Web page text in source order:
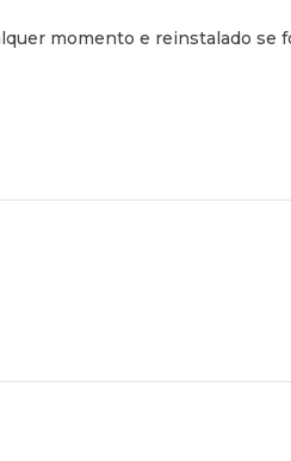
momento e reinstalado se